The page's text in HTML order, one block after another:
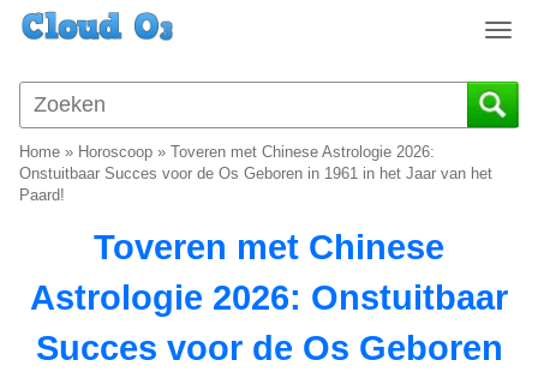
T
g
g
g
t
Home » Horoscoop » Toveren met Chinese Astrologie 2026:
Onstuitbaar Succes voor de Os Geboren in 1961 in het Jaar van het
Paard!
Toveren met Chinese
Astrologie 2026: Onstuitbaar
Succes voor de Os Geboren